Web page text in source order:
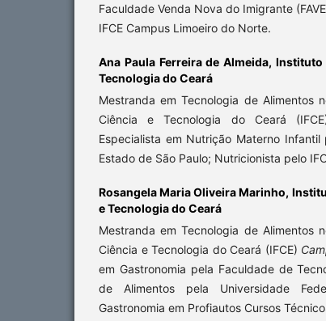
Faculdade Venda Nova do Imigrante
IFCE Campus Limoeiro do Norte.
Ana Paula Ferreira de Almeida, Instituto
Tecnologia do Ceará
Mestranda em Tecnologia de Alimentos
Ciência e Tecnologia do Ceará
Especialista em Nutrição Materno
Estado de São Paulo; Nutricionista pelo
Rosangela Maria Oliveira Marinho,
e Tecnologia do Ceará
Mestranda em Tecnologia de Alimentos
Ciência e Tecnologia do Ceará (IFCE)
em Gastronomia pela Faculdade de
de Alimentos pela Universidade
Gastronomia em Profiautos Cursos